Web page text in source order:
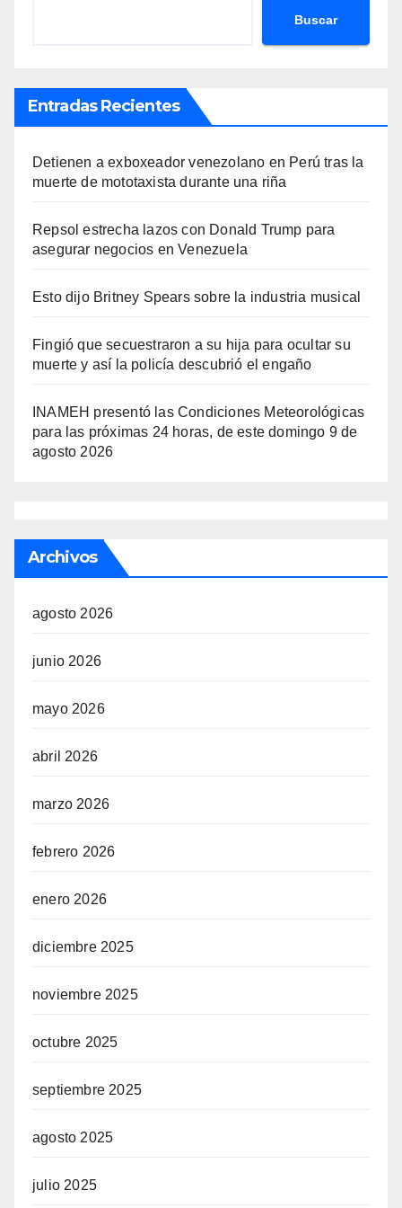
Buscar
Entradas Recientes
Detienen a exboxeador venezolano en Perú tras la
muerte de mototaxista durante una riña
Repsol estrecha lazos con Donald Trump para
asegurar negocios en Venezuela
Esto dijo Britney Spears sobre la industria musical
Fingió que secuestraron a su hija para ocultar su
muerte y así la policía descubrió el engaño
INAMEH presentó las Condiciones Meteorológicas
para las próximas 24 horas, de este domingo 9 de
agosto 2026
Archivos
agosto 2026
junio 2026
mayo 2026
abril 2026
marzo 2026
febrero 2026
enero 2026
diciembre 2025
noviembre 2025
octubre 2025
septiembre 2025
agosto 2025
julio 2025